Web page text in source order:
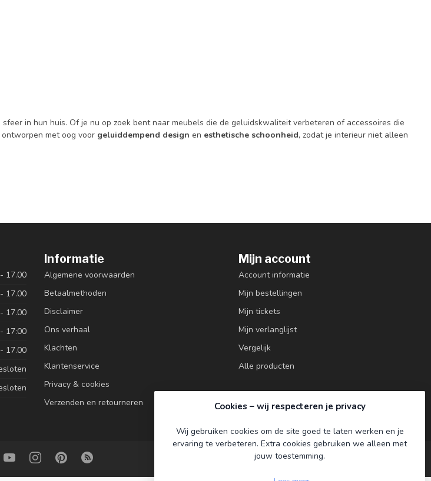
in hun huis. Of je nu op zoek bent naar meubels die de geluidskwaliteit verbeteren of accessoires die
met oog voor geluiddempend design en esthetische schoonheid, zodat je interieur niet alleen
17.00
17.00
17.00
17:00
17.00
Informatie
Algemene voorwaarden
Betaalmethoden
Disclaimer
Ons verhaal
Klachten
Klantenservice
Privacy & cookies
Verzenden en retourneren
Mijn account
Account informatie
Mijn bestellingen
Mijn tickets
Mijn verlanglijst
Vergelijk
Alle producten
Cookies – wij respecteren je privacy
Wij gebruiken cookies om de site goed te laten werken en je
ervaring te verbeteren. Extra cookies gebruiken we alleen met
jouw toestemming.